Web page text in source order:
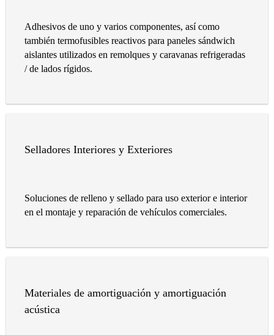
Adhesivos de uno y varios componentes, así como
también termofusibles reactivos para paneles sándwich
aislantes utilizados en remolques y caravanas refrigeradas
/ de lados rígidos.
Selladores Interiores y Exteriores
Soluciones de relleno y sellado para uso exterior e interior
en el montaje y reparación de vehículos comerciales.
Materiales de amortiguación y amortiguación
acústica